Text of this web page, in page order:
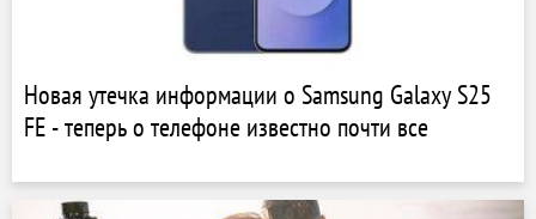
Новая утечка информации о Samsung Galaxy S25
FE - теперь о телефоне известно почти все